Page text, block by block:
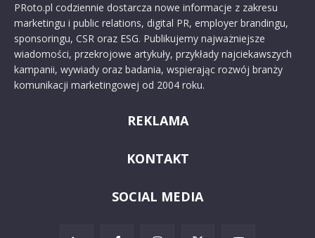
PRoto.pl codziennie dostarcza nowe informacje z zakresu
marketingu i public relations, digital PR, employer brandingu,
sponsoringu, CSR oraz ESG. Publikujemy najważniejsze
wiadomości, przekrojowe artykuły, przykłady najciekawszych
kampanii, wywiady oraz badania, wspierając rozwój branży
komunikacji marketingowej od 2004 roku.
REKLAMA
KONTAKT
SOCIAL MEDIA